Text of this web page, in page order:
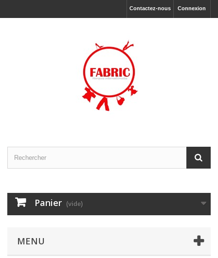
Connexion
Contactez-nous
Panier (vide)
MENU